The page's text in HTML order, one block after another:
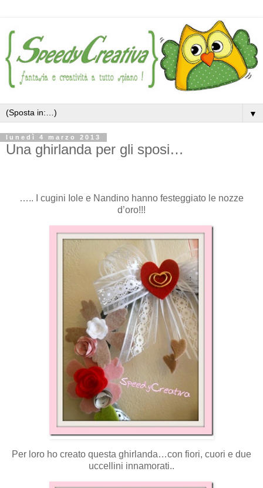
▼
lunedì 4 marzo 2013
Una ghirlanda per gli sposi…
….. I cugini Iole e Nandino hanno festeggiato le nozze
d’oro!!!
Per loro ho creato questa ghirlanda…con fiori, cuori e due
uccellini innamorati..